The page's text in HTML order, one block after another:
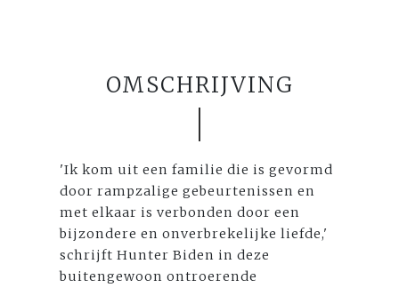
OMSCHRIJVING
'Ik kom uit een familie die is gevormd
door rampzalige gebeurtenissen en
met elkaar is verbonden door een
bijzondere en onverbrekelijke liefde,'
schrijft Hunter Biden in deze
buitengewoon ontroerende